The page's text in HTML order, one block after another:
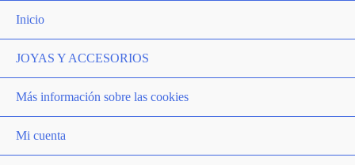
Inicio
JOYAS Y ACCESORIOS
Más información sobre las cookies
Mi cuenta